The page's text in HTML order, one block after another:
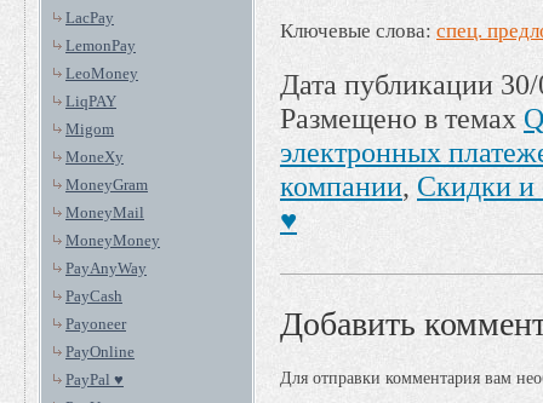
LacPay
LemonPay
LeoMoney
LiqPAY
Migom
MoneXy
MoneyGram
MoneyMail
MoneyMoney
PayAnyWay
PayCash
Payoneer
PayOnline
PayPal ♥
Ключевые слова: спец.
Дата публикации
Размещено в темах
электронных
компании, Скидки и
♥
Добавить
Для отправки комментария вам